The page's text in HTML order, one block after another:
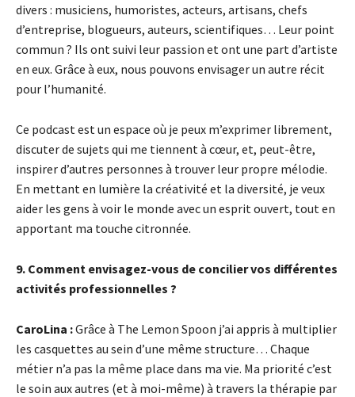
divers : musiciens, humoristes, acteurs, artisans, chefs
d’entreprise, blogueurs, auteurs, scientifiques… Leur point
commun ? Ils ont suivi leur passion et ont une part d’artiste
en eux. Grâce à eux, nous pouvons envisager un autre récit
pour l’humanité.
Ce podcast est un espace où je peux m’exprimer librement,
discuter de sujets qui me tiennent à cœur, et, peut-être,
inspirer d’autres personnes à trouver leur propre mélodie.
En mettant en lumière la créativité et la diversité, je veux
aider les gens à voir le monde avec un esprit ouvert, tout en
apportant ma touche citronnée.
9. Comment envisagez-vous de concilier vos différentes
activités professionnelles ?
CaroLina :Grâce à The Lemon Spoon j’ai appris à multiplier
les casquettes au sein d’une même structure… Chaque
métier n’a pas la même place dans ma vie. Ma priorité c’est
le soin aux autres (et à moi-même) à travers la thérapie par